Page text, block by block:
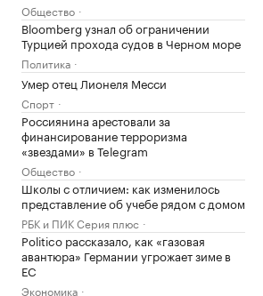
Общество
Bloomberg узнал об ограничении
Турцией прохода судов в Черном море
Политика
Умер отец Лионеля Месси
Спорт
Россиянина арестовали за
финансирование терроризма
«звездами» в Telegram
Общество
Школы с отличием: как изменилось
представление об учебе рядом с домом
РБК и ПИК Серия плюс
Politico рассказало, как «газовая
авантюра» Германии угрожает зиме в
ЕС
Экономика